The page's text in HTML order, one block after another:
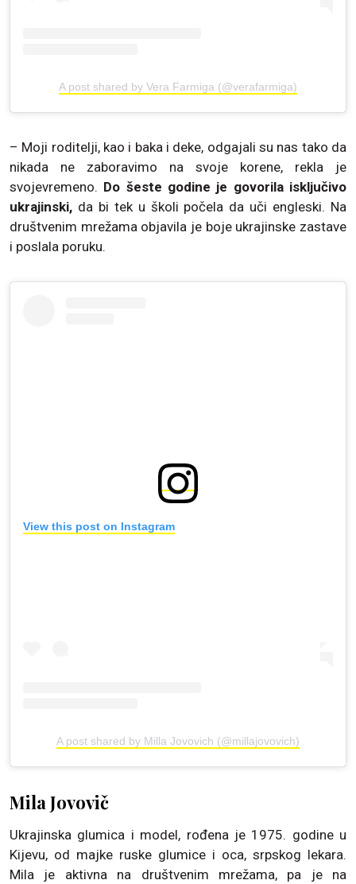
A post shared by Vera Farmiga (@verafarmiga)
– Moji roditelji, kao i baka i deke, odgajali su nas tako da
nikada ne zaboravimo na svoje korene, rekla je
svojevremeno. Do šeste godine je govorila isključivo
ukrajinski, da bi tek u školi počela da uči engleski. Na
društvenim mrežama objavila je boje ukrajinske zastave
i poslala poruku.
View this post on Instagram
A post shared by Milla Jovovich (@millajovovich)
Mila Jovovič
Ukrajinska glumica i model, rođena je 1975. godine u
Kijevu, od majke ruske glumice i oca, srpskog lekara.
Mila je aktivna na društvenim mrežama, pa je na